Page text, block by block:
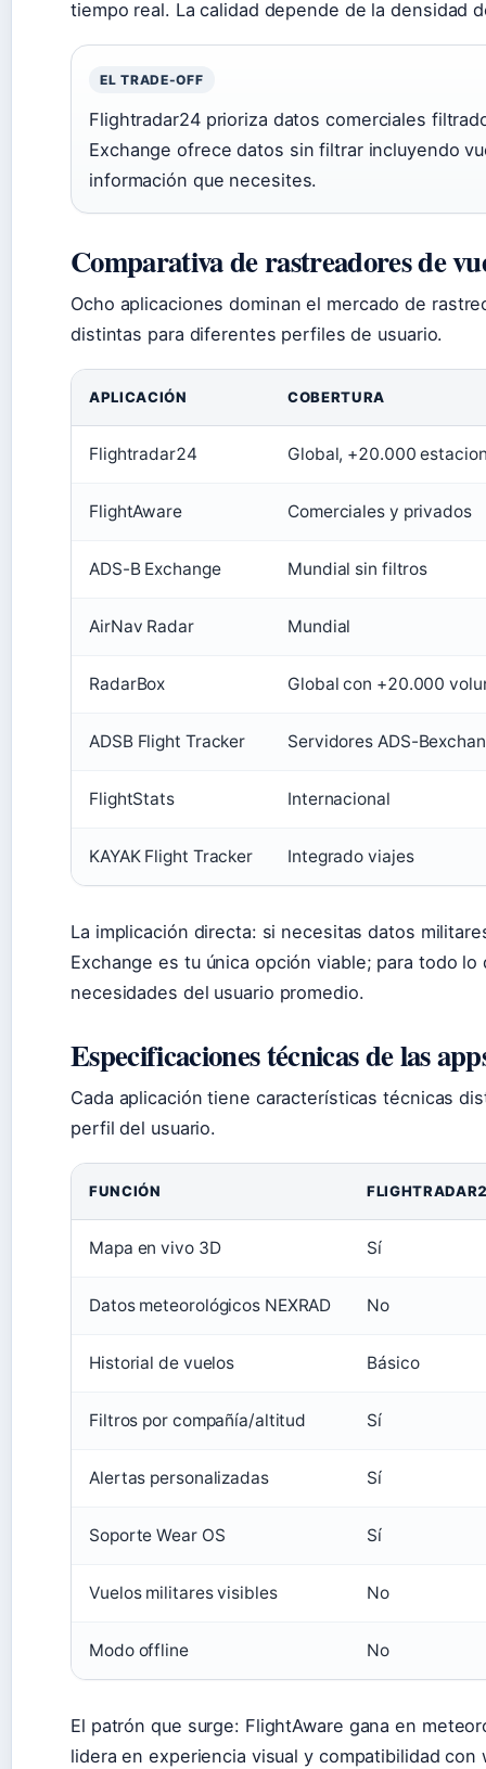
tiempo real. La calidad depende de la densidad
EL TRADE-OFF
Flightradar24 prioriza datos comerciales
Exchange ofrece datos sin filtrar incluyendo
información que necesites.
Comparativa de rastreadores de
Ocho aplicaciones dominan el mercado de
distintas para diferentes perfiles de usuario.
APLICACIÓN COBERTURA
Flightradar24 Global, +20.000
FlightAware Comerciales y privados
ADS-B Exchange Mundial sin filtros
AirNav Radar Mundial
RadarBox Global con +20.000
ADSB Flight Tracker Servidores ADS-
FlightStats Internacional
KAYAK Flight Tracker Integrado viajes
La implicación directa: si necesitas datos
Exchange es tu única opción viable; para todo
necesidades del usuario promedio.
Especificaciones técnicas de las
Cada aplicación tiene características técnicas
perfil del usuario.
FUNCIÓN
Mapa en vivo 3D Sí
Datos meteorológicos NEXRAD No
Historial de vuelos Básico
Filtros por compañía/altitud Sí
Alertas personalizadas Sí
Soporte Wear OS Sí
Vuelos militares visibles No
Modo offline No
El patrón que surge: FlightAware gana en
lidera en experiencia visual y compatibilidad con